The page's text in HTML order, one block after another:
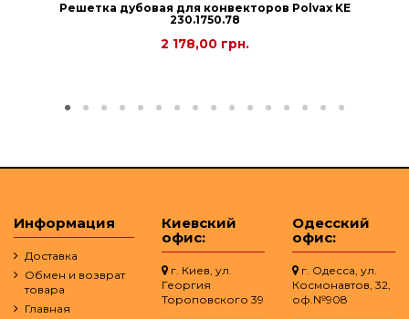
Решетка дубовая для конвекторов Рolvax KE
230.1750.78
2 178,00 грн.
Информация
Доставка
Обмен и возврат
товара
Главная
Киевский
офис:
г. Киев, ул.
Георгия
Тороповского 39
Одесский
офис:
г. Одесса, ул.
Космонавтов, 32,
оф.№908